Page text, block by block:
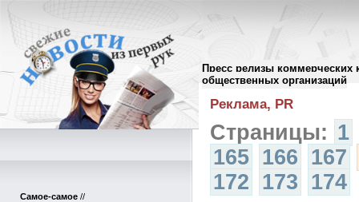
Пресс релизы коммерческих
общественных организаций
Самое-самое //
Архив пресс-релизов//
Реклама, PR
Страницы: 1
165 166 167
172 173 174